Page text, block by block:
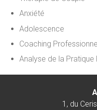
Anxiété
Adolescence
Coaching
Analyse de la
1, du